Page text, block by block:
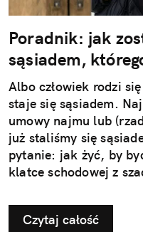
Poradnik: jak
sąsiadem,
Albo człowiek rodzi
staje się sąsiadem.
umowy najmu lub
już staliśmy się
pytanie: jak żyć, by
klatce schodowej z
Czytaj całość